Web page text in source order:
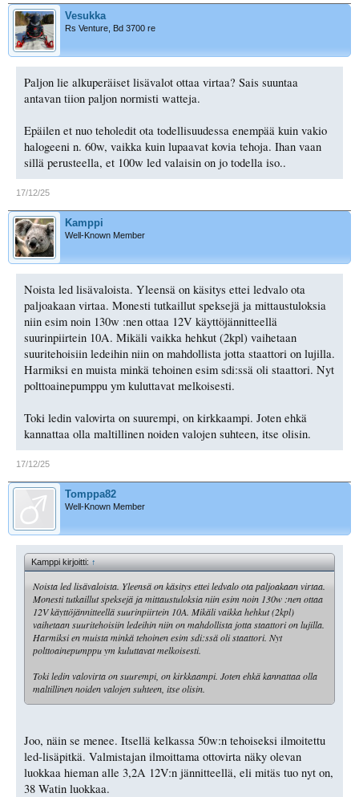
Vesukka
Rs Venture, Bd 3700 re
Paljon lie alkuperäiset lisävalot ottaa virtaa? Sais suuntaa
antavan tiion paljon normisti watteja.
Epäilen et nuo teholedit ota todellisuudessa enempää kuin vakio
halogeeni n. 60w, vaikka kuin lupaavat kovia tehoja. Ihan vaan
sillä perusteella, et 100w led valaisin on jo todella iso..
17/12/25
Kamppi
Well-Known Member
Noista led lisävaloista. Yleensä on käsitys ettei ledvalo ota
paljoakaan virtaa. Monesti tutkaillut speksejä ja mittaustuloksia
niin esim noin 130w :nen ottaa 12V käyttöjännitteellä
suurinpiirtein 10A. Mikäli vaikka hehkut (2kpl) vaihetaan
suuritehoisiin ledeihin niin on mahdollista jotta staattori on lujilla.
Harmiksi en muista minkä tehoinen esim sdi:ssä oli staattori. Nyt
polttoainepumppu ym kuluttavat melkoisesti.
Toki ledin valovirta on suurempi, on kirkkaampi. Joten ehkä
kannattaa olla maltillinen noiden valojen suhteen, itse olisin.
17/12/25
Tomppa82
Well-Known Member
Kamppi kirjoitti:↑
Noista led lisävaloista. Yleensä on käsitys ettei ledvalo ota paljoakaan virtaa.
Monesti tutkaillut speksejä ja mittaustuloksia niin esim noin 130w :nen ottaa
12V käyttöjännitteellä suurinpiirtein 10A. Mikäli vaikka hehkut (2kpl)
vaihetaan suuritehoisiin ledeihin niin on mahdollista jotta staattori on lujilla.
Harmiksi en muista minkä tehoinen esim sdi:ssä oli staattori. Nyt
polttoainepumppu ym kuluttavat melkoisesti.
Toki ledin valovirta on suurempi, on kirkkaampi. Joten ehkä kannattaa olla
maltillinen noiden valojen suhteen, itse olisin.
Joo, näin se menee. Itsellä kelkassa 50w:n tehoiseksi ilmoitettu
led-lisäpitkä. Valmistajan ilmoittama ottovirta näky olevan
luokkaa hieman alle 3,2A 12V:n jännitteellä, eli mitäs tuo nyt on,
38 Watin luokkaa.